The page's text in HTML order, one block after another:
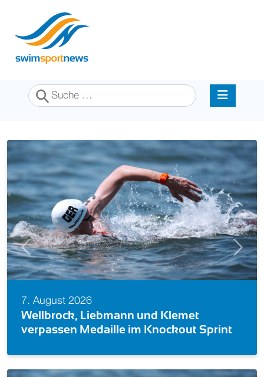
Suchen
7. August 2026
Europameisterin! Isabel Gose feiert
im Knockout Sprint
Previous Next